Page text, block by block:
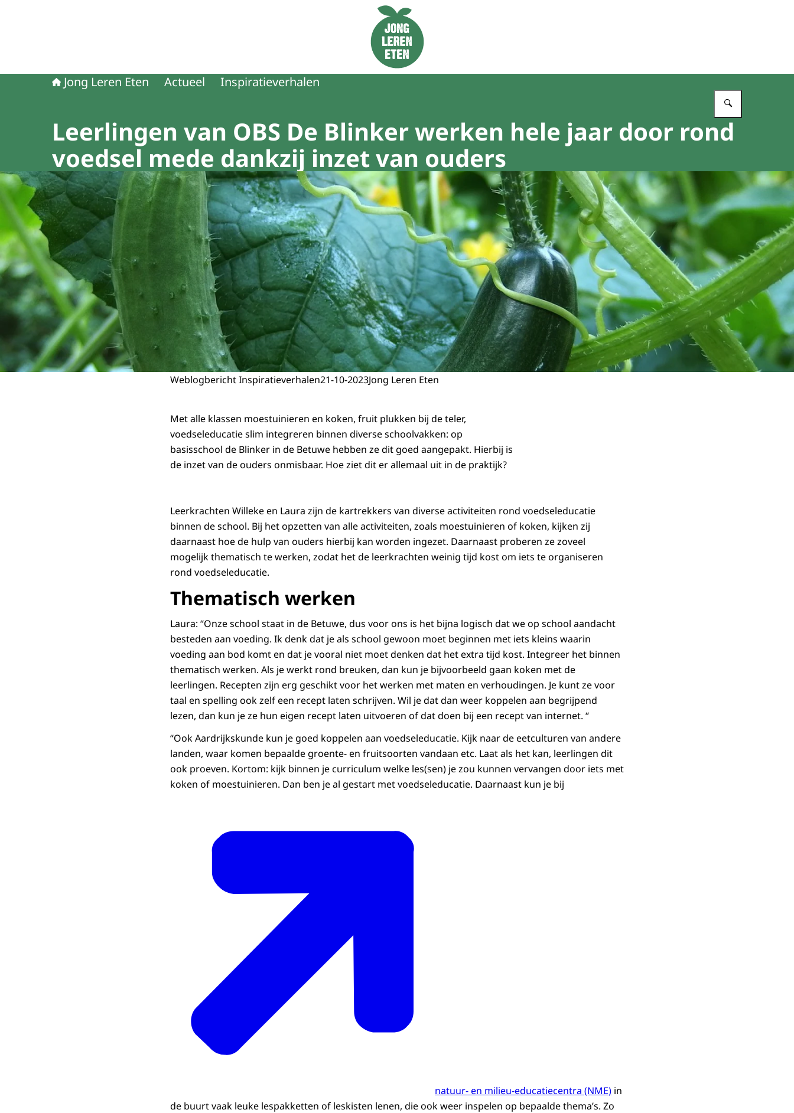
Naar de homepage van Jong Leren Eten
Jong Leren Eten Actueel Inspiratieverhalen
Leerlingen van OBS De Blinker werken hele jaar door rond
voedsel mede dankzij inzet van ouders
Weblogbericht Inspiratieverhalen21-10-2023Jong Leren Eten
Met alle klassen moestuinieren en koken, fruit plukken bij de teler,
voedseleducatie slim integreren binnen diverse schoolvakken: op
basisschool de Blinker in de Betuwe hebben ze dit goed aangepakt. Hierbij is
de inzet van de ouders onmisbaar. Hoe ziet dit er allemaal uit in de praktijk?
Leerkrachten Willeke en Laura zijn de kartrekkers van diverse activiteiten rond voedseleducatie
binnen de school. Bij het opzetten van alle activiteiten, zoals moestuinieren of koken, kijken zij
daarnaast hoe de hulp van ouders hierbij kan worden ingezet. Daarnaast proberen ze zoveel
mogelijk thematisch te werken, zodat het de leerkrachten weinig tijd kost om iets te organiseren
rond voedseleducatie.
Thematisch werken
Laura: “Onze school staat in de Betuwe, dus voor ons is het bijna logisch dat we op school aandacht
besteden aan voeding. Ik denk dat je als school gewoon moet beginnen met iets kleins waarin
voeding aan bod komt en dat je vooral niet moet denken dat het extra tijd kost. Integreer het binnen
thematisch werken. Als je werkt rond breuken, dan kun je bijvoorbeeld gaan koken met de
leerlingen. Recepten zijn erg geschikt voor het werken met maten en verhoudingen. Je kunt ze voor
taal en spelling ook zelf een recept laten schrijven. Wil je dat dan weer koppelen aan begrijpend
lezen, dan kun je ze hun eigen recept laten uitvoeren of dat doen bij een recept van internet. “
“Ook Aardrijkskunde kun je goed koppelen aan voedseleducatie. Kijk naar de eetculturen van andere
landen, waar komen bepaalde groente- en fruitsoorten vandaan etc. Laat als het kan, leerlingen dit
ook proeven. Kortom: kijk binnen je curriculum welke les(sen) je zou kunnen vervangen door iets met
koken of moestuinieren. Dan ben je al gestart met voedseleducatie. Daarnaast kun je bij
natuur- en milieu-educatiecentra (NME) in
de buurt vaak leuke lespakketten of leskisten lenen, die ook weer inspelen op bepaalde thema’s. Zo